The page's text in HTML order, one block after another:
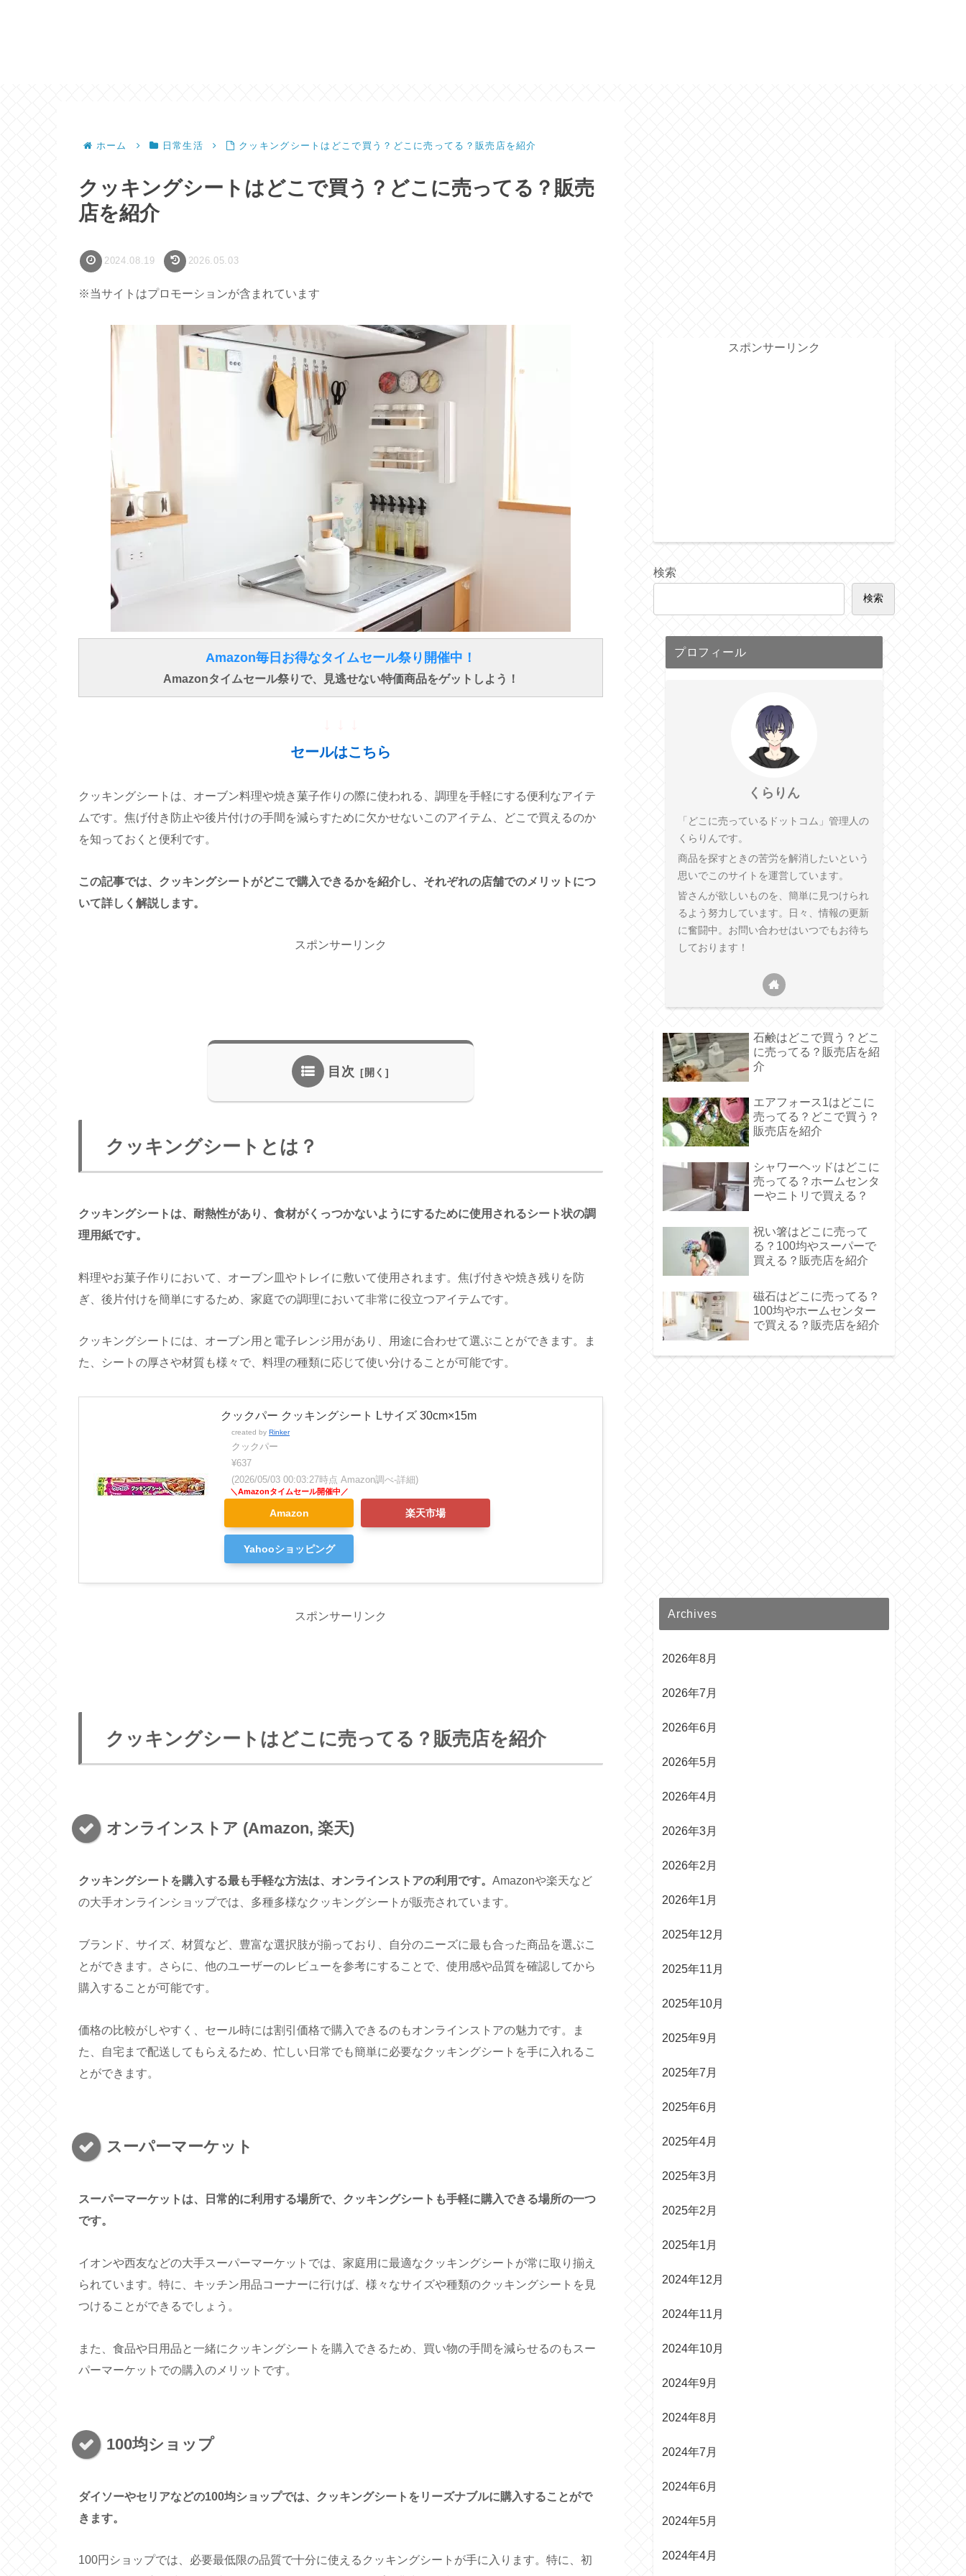
ホーム 日常生活 クッキングシートはどこで買う？どこに売ってる？販売店を紹介
クッキングシートはどこで買う？どこに売ってる？販売
店を紹介
2024.08.19 2026.05.03
※当サイトはプロモーションが含まれています
Amazon毎日お得なタイムセール祭り開催中！
Amazonタイムセール祭りで、見逃せない特価商品をゲットしよう！
セールはこちら
クッキングシートは、オーブン料理や焼き菓子作りの際に使われる、調理を手軽にする便利なアイテ
ムです。焦げ付き防止や後片付けの手間を減らすために欠かせないこのアイテム、どこで買えるのか
を知っておくと便利です。
この記事では、クッキングシートがどこで購入できるかを紹介し、それぞれの店舗でのメリットにつ
いて詳しく解説します。
スポンサーリンク
目次
クッキングシートとは？
クッキングシートは、耐熱性があり、食材がくっつかないようにするために使用されるシート状の調
理用紙です。
料理やお菓子作りにおいて、オーブン皿やトレイに敷いて使用されます。焦げ付きや焼き残りを防
ぎ、後片付けを簡単にするため、家庭での調理において非常に役立つアイテムです。
クッキングシートには、オーブン用と電子レンジ用があり、用途に合わせて選ぶことができます。ま
た、シートの厚さや材質も様々で、料理の種類に応じて使い分けることが可能です。
クックパー クッキングシート Lサイズ 30cm×15m
created by Rinker
クックパー
¥637
(2026/05/03 00:03:27時点 Amazon調べ-詳細)
Amazon 楽天市場
Yahooショッピング
スポンサーリンク
クッキングシートはどこに売ってる？販売店を紹介
オンラインストア (Amazon, 楽天)
クッキングシートを購入する最も手軽な方法は、オンラインストアの利用です。 Amazonや楽天など
の大手オンラインショップでは、多種多様なクッキングシートが販売されています。
ブランド、サイズ、材質など、豊富な選択肢が揃っており、自分のニーズに最も合った商品を選ぶこ
とができます。さらに、他のユーザーのレビューを参考にすることで、使用感や品質を確認してから
購入することが可能です。
価格の比較がしやすく、セール時には割引価格で購入できるのもオンラインストアの魅力です。ま
た、自宅まで配送してもらえるため、忙しい日常でも簡単に必要なクッキングシートを手に入れるこ
とができます。
スーパーマーケット
スーパーマーケットは、日常的に利用する場所で、クッキングシートも手軽に購入できる場所の一つ
です。
イオンや西友などの大手スーパーマーケットでは、家庭用に最適なクッキングシートが常に取り揃え
られています。特に、キッチン用品コーナーに行けば、様々なサイズや種類のクッキングシートを見
つけることができるでしょう。
また、食品や日用品と一緒にクッキングシートを購入できるため、買い物の手間を減らせるのもスー
パーマーケットでの購入のメリットです。
100均ショップ
ダイソーやセリアなどの100均ショップでは、クッキングシートをリーズナブルに購入することがで
きます。
100円ショップでは、必要最低限の品質で十分に使えるクッキングシートが手に入ります。特に、初
スポンサーリンク
検索
検索
プロフィール
くらりん
「どこに売っているドットコム」管理人の
くらりんです。
商品を探すときの苦労を解消したいという
思いでこのサイトを運営しています。
皆さんが欲しいものを、簡単に見つけられ
るよう努力しています。日々、情報の更新
に奮闘中。お問い合わせはいつでもお待ち
しております！
石鹸はどこで買う？どこ
に売ってる？販売店を紹
介
エアフォース1はどこに
売ってる？どこで買う？
販売店を紹介
シャワーヘッドはどこに
売ってる？ホームセンタ
ーやニトリで買える？
祝い箸はどこに売って
る？100均やスーパーで
買える？販売店を紹介
磁石はどこに売ってる？
100均やホームセンター
で買える？販売店を紹介
Archives
2026年8月
2026年7月
2026年6月
2026年5月
2026年4月
2026年3月
2026年2月
2026年1月
2025年12月
2025年11月
2025年10月
2025年9月
2025年7月
2025年6月
2025年4月
2025年3月
2025年2月
2025年1月
2024年12月
2024年11月
2024年10月
2024年9月
2024年8月
2024年7月
2024年6月
2024年5月
2024年4月